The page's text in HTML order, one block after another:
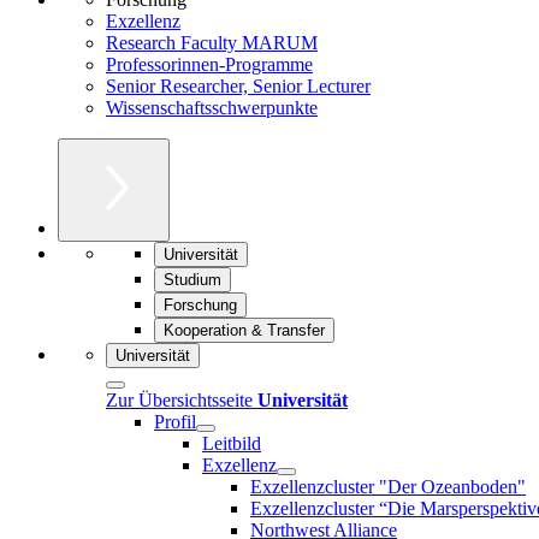
Exzellenz
Research Faculty MARUM
Professorinnen-Programme
Senior Researcher, Senior Lecturer
Wissenschaftsschwerpunkte
Universität
Studium
Forschung
Kooperation & Transfer
Universität
Zur Übersichtsseite Universität
Profil
Leitbild
Exzellenz
Exzellenzcluster "Der Ozeanboden"
Exzellenzcluster “Die
Northwest Alliance